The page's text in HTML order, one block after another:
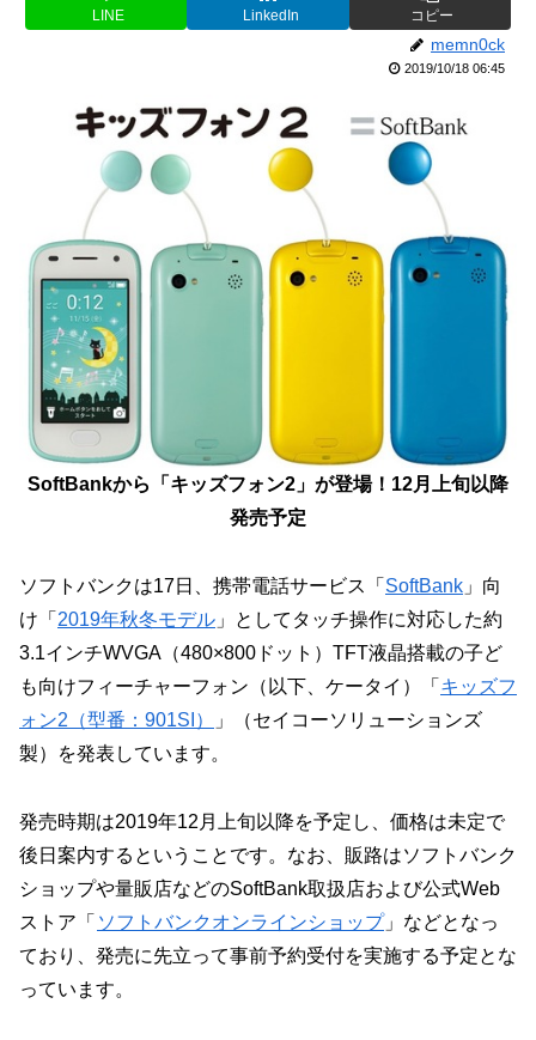
LINE LinkedIn コピー
memn0ck
2019/10/18 06:45
SoftBankから「キッズフォン2」が登場！12月上旬以降
発売予定
ソフトバンクは17日、携帯電話サービス「 SoftBank 」向
け「 2019年秋冬モデル 」としてタッチ操作に対応した約
3.1インチWVGA（480×800ドット）TFT液晶搭載の子ど
も向けフィーチャーフォン（以下、ケータイ）「 キッズフ
ォン2（型番：901SI）
」（セイコーソリューションズ
製）を発表しています。
発売時期は2019年12月上旬以降を予定し、価格は未定で
後日案内するということです。なお、販路はソフトバンク
ショップや量販店などのSoftBank取扱店および公式Web
ストア「 ソフトバンクオンラインショップ」などとなっ
ており、発売に先立って事前予約受付を実施する予定とな
っています。